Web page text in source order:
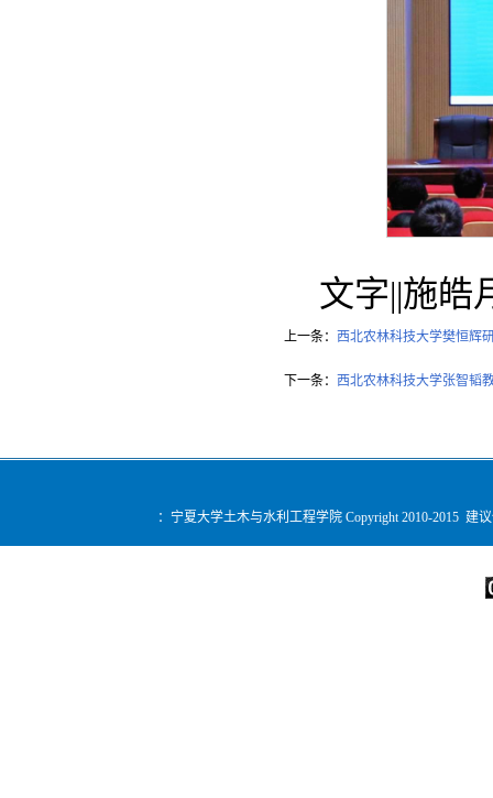
文字||施皓
上一条： 西北农林科技大学樊恒辉
下一条： 西北农林科技大学张智韬
：宁夏大学土木与水利工程学院 Copyright 2010-2015 建